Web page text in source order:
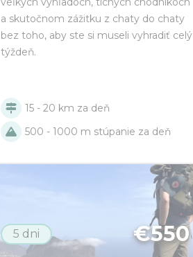
a skutočnom zážitku z chaty do chaty
bez toho, aby ste si museli vyhradiť celý
týždeň.
15 - 20 km za deň
500 - 1000 m stúpanie za deň
5 dni €550